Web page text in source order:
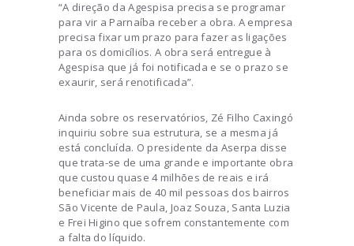
“A direção da Agespisa precisa se programar
para vir a Parnaíba receber a obra. A empresa
precisa fixar um prazo para fazer as ligações
para os domicílios. A obra será entregue à
Agespisa que já foi notificada e se o prazo se
exaurir, será renotificada”.
Ainda sobre os reservatórios, Zé Filho Caxingó
inquiriu sobre sua estrutura, se a mesma já
está concluída. O presidente da Aserpa disse
que trata-se de uma grande e importante obra
que custou quase 4 milhões de reais e irá
beneficiar mais de 40 mil pessoas dos bairros
São Vicente de Paula, Joaz Souza, Santa Luzia
e Frei Higino que sofrem constantemente com
a falta do líquido.